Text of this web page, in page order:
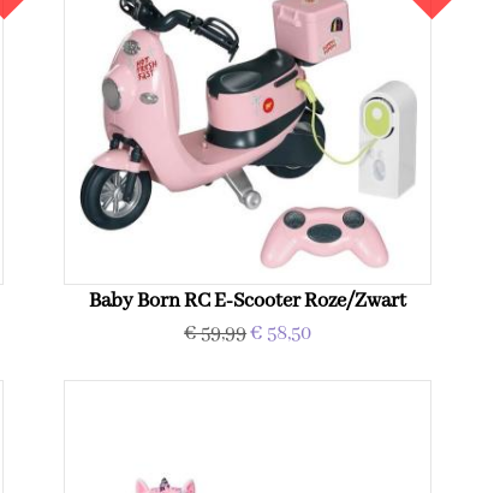
Baby Born RC E-Scooter Roze/Zwart
€ 59,99€ 58,50